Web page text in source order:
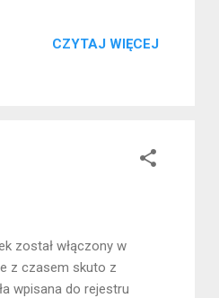
CZYTAJ WIĘCEJ
został włączony w
z czasem skuto z
wpisana do rejestru